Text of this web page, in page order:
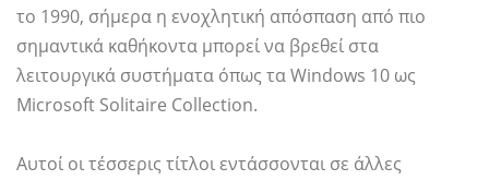
το 1990, σήμερα η ενοχλητική απόσπαση από πιο
σημαντικά καθήκοντα μπορεί να βρεθεί στα
λειτουργικά συστήματα όπως τα Windows 10 ως
Microsoft Solitaire Collection.
Αυτοί οι τέσσερις τίτλοι εντάσσονται σε άλλες